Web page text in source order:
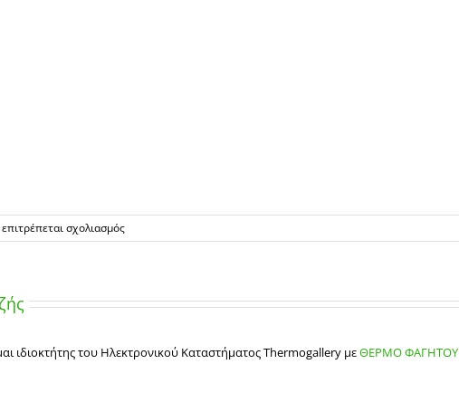
σχολιασμόςστο
Steel
ιδιοκτήτης του Ηλεκτρονικού Καταστήματος Thermogallery μεΘΕΡΜΟ ΦΑΓΗΤΟΥ